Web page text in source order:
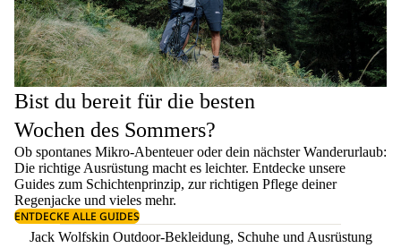
Bist du bereit für die besten
Wochen des Sommers?
Ob spontanes Mikro-Abenteuer oder dein nächster Wanderurlaub:
Die richtige Ausrüstung macht es leichter. Entdecke unsere
Guides zum Schichtenprinzip, zur richtigen Pflege deiner
Regenjacke und vieles mehr.
ENTDECKE ALLE GUIDES
Jack Wolfskin Outdoor-Bekleidung, Schuhe und Ausrüstung